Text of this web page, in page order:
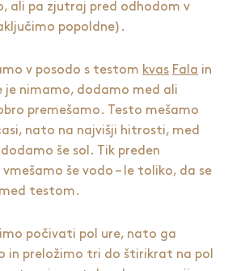
ali pa zjutraj pred odhodom v
popoldne).
v posodo s testom kvas Fala in
je nimamo, dodamo med ali
premešamo. Testo mešamo
nato na najvišji hitrosti, med
še sol. Tik preden
še vodo – le toliko, da se
testom.
počivati pol ure, nato ga
in preložimo tri do štirikrat na pol